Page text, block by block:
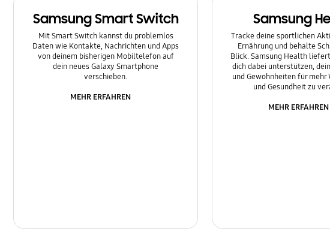
Samsung Smart Switch
Mit Smart Switch kannst du problemlos
Daten wie Kontakte, Nachrichten und Apps
von deinem bisherigen Mobiltelefon auf
dein neues Galaxy Smartphone
verschieben.
MEHR ERFAHREN
Samsung
Tracke deine sportlichen
Ernährung und behalte
Blick. Samsung Health
dich dabei unterstützen,
und Gewohnheiten für mehr
und Gesundheit zu
MEHR ERFAHREN